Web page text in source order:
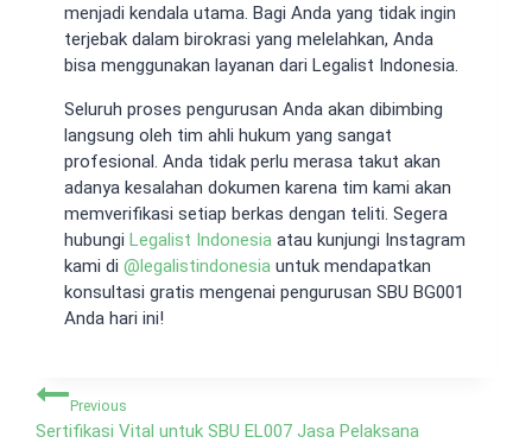
menjadi kendala utama. Bagi Anda yang tidak ingin
terjebak dalam birokrasi yang melelahkan, Anda
bisa menggunakan layanan dari Legalist Indonesia.
Seluruh proses pengurusan Anda akan dibimbing
langsung oleh tim ahli hukum yang sangat
profesional. Anda tidak perlu merasa takut akan
adanya kesalahan dokumen karena tim kami akan
memverifikasi setiap berkas dengan teliti. Segera
hubungi Legalist Indonesia atau kunjungi Instagram
kami di @legalistindonesia untuk mendapatkan
konsultasi gratis mengenai pengurusan SBU BG001
Anda hari ini!
Navigasi
posPrevious
Sertifikasi Vital untuk SBU EL007 Jasa Pelaksana